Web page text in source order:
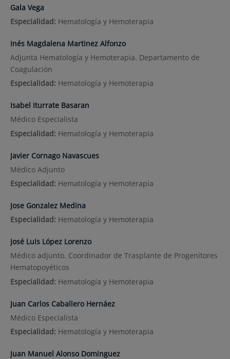
Gala Vega
Especialidad: Hematología y Hemoterapia
Inés Magdalena Martinez Alfonzo
Adjunta Hematología y Hemoterapia. Departamento de
Coagulación
Especialidad: Hematología y Hemoterapia
Isabel Iturrate Basaran
Médico Especialista
Especialidad: Hematología y Hemoterapia
Javier Cornago Navascues
Médico Adjunto
Especialidad: Hematología y Hemoterapia
Jose Gonzalez Medina
Especialidad: Hematología y Hemoterapia
José Luis López Lorenzo
Médico adjunto. Coordinador de Trasplante de Progenitores
Hematopoyéticos
Especialidad: Hematología y Hemoterapia
Juan Carlos Caballero Hernáez
Médico Especialista
Especialidad: Hematología y Hemoterapia
Juan Manuel Alonso Dominguez